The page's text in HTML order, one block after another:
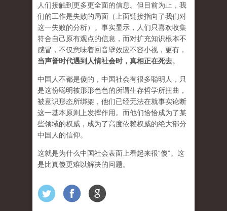
人们接触到更多更全面的信息。但目前为止，我
们的工作是失败的局面（ 上面链接指向了我们对
这一失败的分析）。事实显示，人们只喜欢收集
符合自己原有观点的信息，而对扩充知识根本不
感冒，不仅意味着回音壁效应不容小视，更有，
当声誉时代遇到人情社会时，真相正在死去。
中国人不都是傻的，中国社会有很多聪明人，只
是这份聪明被形形色色的所谓生存哲学所扭曲，
被意识形态所绑架，他们已经无法在就事实论断
这一基本原则上发挥作用。而他们恰恰成为了某
些领域的权威，成为了高度依赖权威的绝大部分
中国人的信仰。
这就是为什么中国社会表面上看起来很“傻”。这
是比真傻更难以解决的问题。